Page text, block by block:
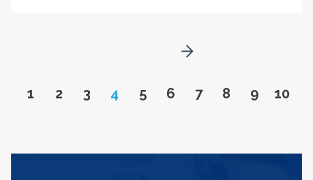
Go to page
1 Go to page
2 Go to page
3 Page
4 Go to page
5 Go to page
6 Go to page
7 Go to page
8 Go to
9 Go
10
Go to next page